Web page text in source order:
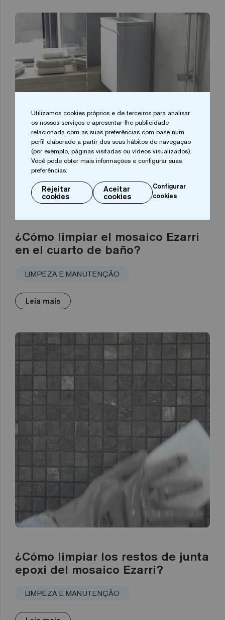
¿Cómo limpiar el mosaico Ezarri
en el cuarto de baño?
LIMPEZA E MANUTENÇÃO
Leia mais
¿Cómo limpiar los restos de junta
epoxi del mosaico Ezarri?
LIMPEZA E MANUTENÇÃO
Utilizamos cookies próprios e de terceiros para analisar
os nossos serviços e apresentar-lhe publicidade
relacionada com as suas preferências com base num
perfil elaborado a partir dos seus hábitos de navegação
(por exemplo, páginas visitadas ou vídeos visualizados).
Você pode obter mais informações e configurar suas
preferências.
Rejeitar
cookies
Aceitar
cookies
Configurar
cookies